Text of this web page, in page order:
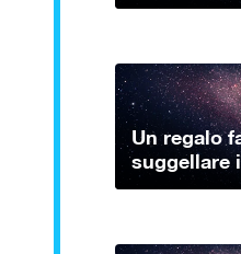
Un regalo
suggellare